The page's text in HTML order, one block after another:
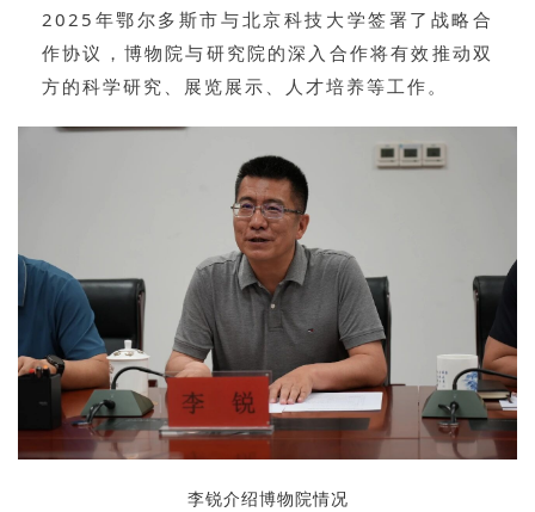
2025年鄂尔多斯市与北京科技大学签署了战略合
作协议，博物院与研究院的深入合作将有效推动双
方的科学研究、展览展示、人才培养等工作。
李锐介绍博物院情况